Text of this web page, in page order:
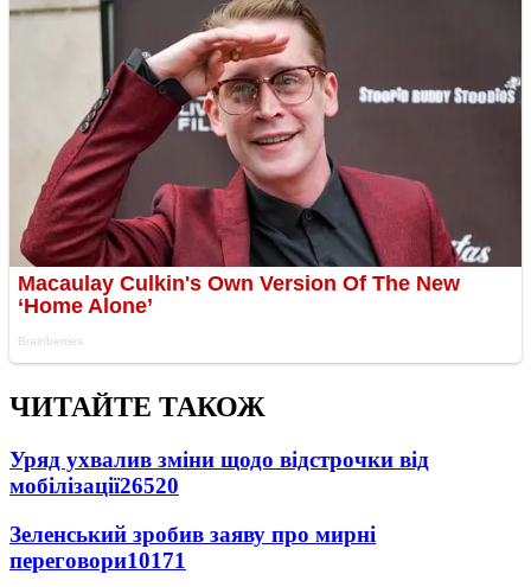
ЧИТАЙТЕ ТАКОЖ
Уряд ухвалив зміни щодо відстрочки від
мобілізації26520
Зеленський зробив заяву про мирні
переговори10171